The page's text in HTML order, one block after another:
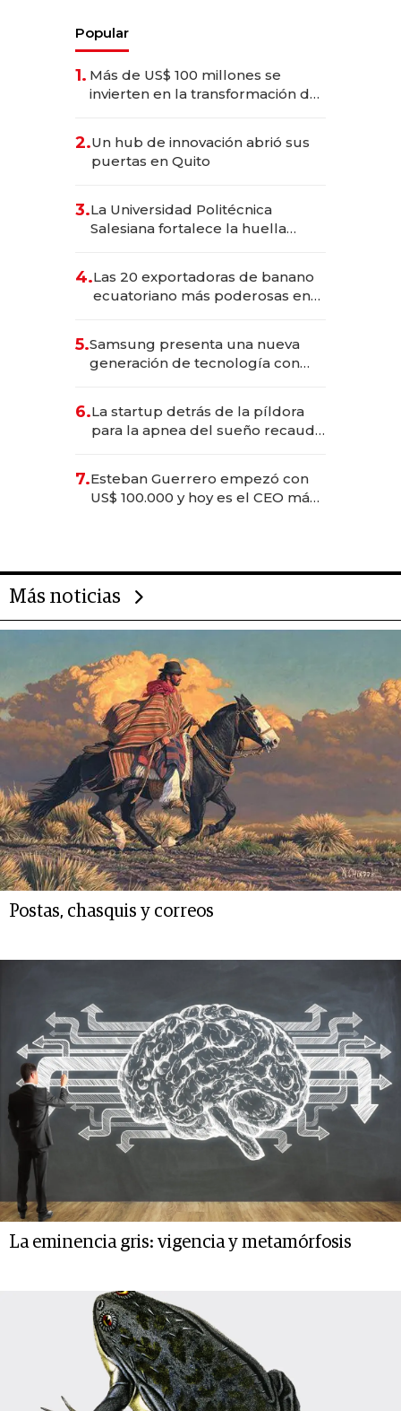
Popular
1. Más de US$ 100 millones se
invierten en la transformación de
2.Un hub de innovación abrió sus
puertas en Quito
3.La Universidad Politécnica
Salesiana fortalece la huella
4.Las 20 exportadoras de banano
ecuatoriano más poderosas en
5.Samsung presenta una nueva
generación de tecnología con
6.La startup detrás de la píldora
para la apnea del sueño recauda
7.Esteban Guerrero empezó con
US$ 100.000 y hoy es el CEO más
Más noticias
Postas, chasquis y correos
La eminencia gris: vigencia y metamórfosis